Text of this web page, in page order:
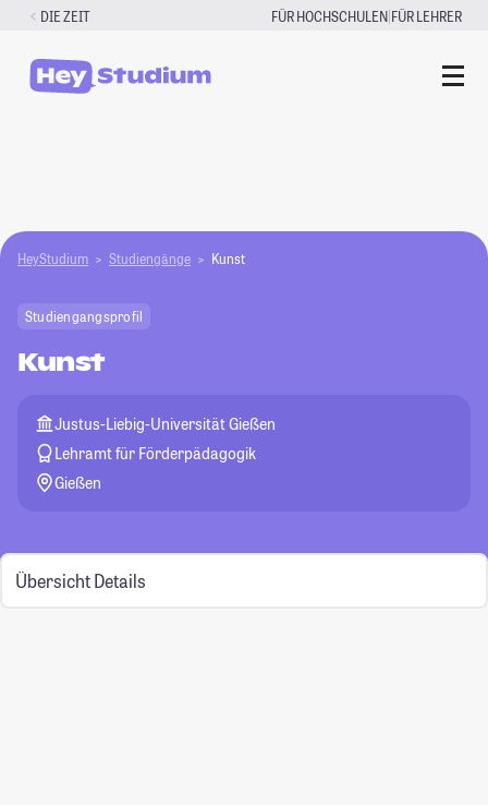
Zum
springen
DIE ZEIT FÜR HOCHSCHULEN|FÜR LEHRER
HeyStudium Studiengänge Kunst
Studiengangsprofil
Kunst
Justus-Liebig-Universität Gießen
Lehramt für Förderpädagogik
Gießen
Übersicht Details